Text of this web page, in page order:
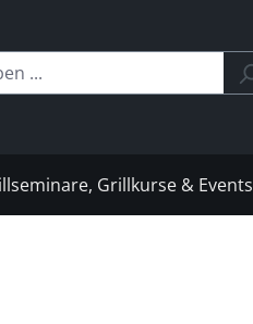
Grillkurse & Events